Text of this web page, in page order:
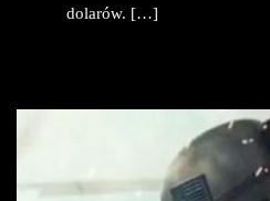
dolarów. […]